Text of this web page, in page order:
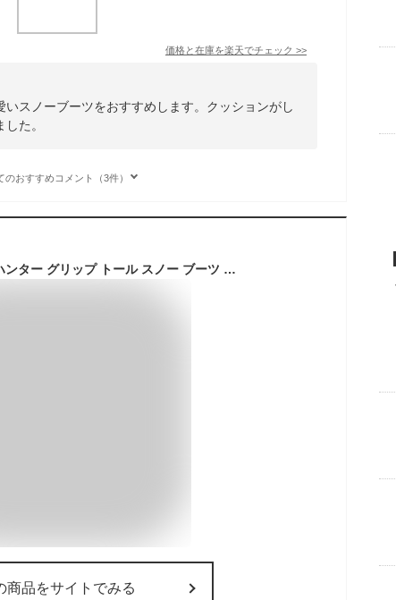
価格と在庫を楽天でチェック >>
スノーブーツをおすすめします。クッションがし
た。
のおすすめコメント（3件）
HUNTER(ハンター) ハンター グリップ トール スノー ブーツ ロングブーツ 防滑 防寒 防水 UFT7101NYL (ホワイト, 日本の靴のサイズ寸法, 大人, 数値, 25.0 cm)
商品をサイトでみる